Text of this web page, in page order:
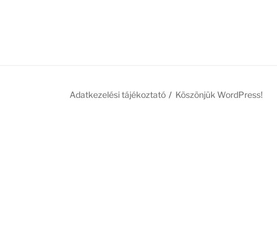
Adatkezelési tájékoztató Köszönjük WordPress!